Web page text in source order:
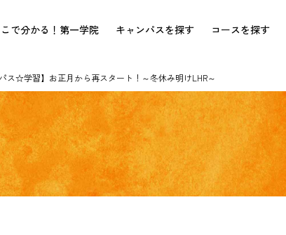
で分かる！第一学院 キャンパスを探す コースを探す
ス☆学習】お正月から再スタート！～冬休み明けLHR～